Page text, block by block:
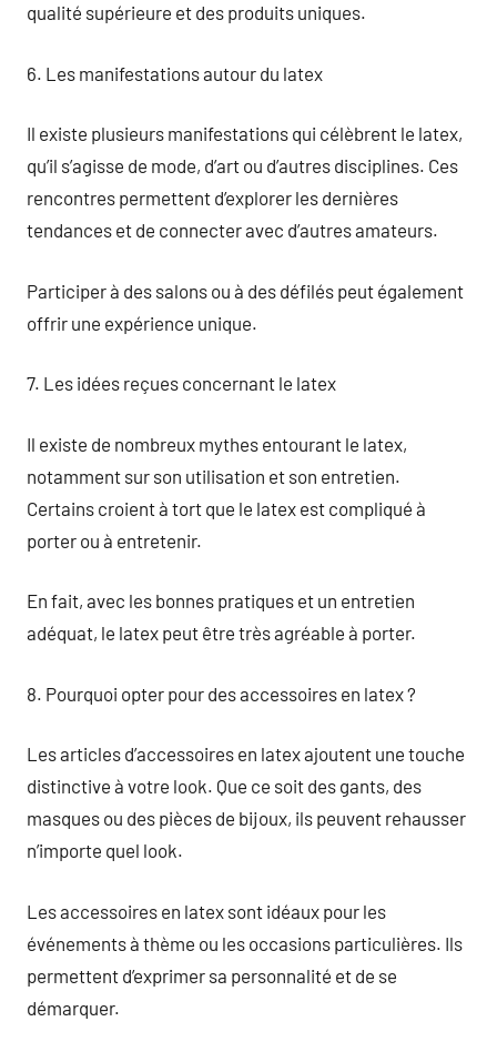
qualité supérieure et des produits uniques.
6. Les manifestations autour du latex
Il existe plusieurs manifestations qui célèbrent le latex,
qu’il s’agisse de mode, d’art ou d’autres disciplines. Ces
rencontres permettent d’explorer les dernières
tendances et de connecter avec d’autres amateurs.
Participer à des salons ou à des défilés peut également
offrir une expérience unique.
7. Les idées reçues concernant le latex
Il existe de nombreux mythes entourant le latex,
notamment sur son utilisation et son entretien.
Certains croient à tort que le latex est compliqué à
porter ou à entretenir.
En fait, avec les bonnes pratiques et un entretien
adéquat, le latex peut être très agréable à porter.
8. Pourquoi opter pour des accessoires en latex ?
Les articles d’accessoires en latex ajoutent une touche
distinctive à votre look. Que ce soit des gants, des
masques ou des pièces de bijoux, ils peuvent rehausser
n’importe quel look.
Les accessoires en latex sont idéaux pour les
événements à thème ou les occasions particulières. Ils
permettent d’exprimer sa personnalité et de se
démarquer.